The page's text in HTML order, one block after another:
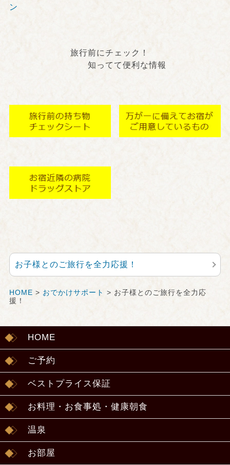
ン
旅行前にチェック！
知ってて便利な情報
お子様とのご旅行を全力応援！
HOME > おでかけサポート > お子様とのご旅行を全力応
援！
HOME
ご予約
ベストプライス保証
お料理・お食事処・健康朝食
温泉
お部屋